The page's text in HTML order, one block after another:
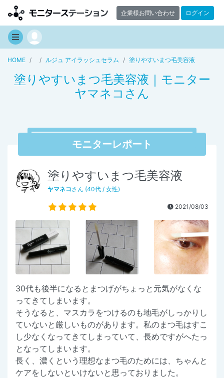
企業様お問い合わせ ログイン
HOME ルジュ アイラッシュセラム 塗りやすいまつ毛美容液
塗りやすいまつ毛美容液｜モニター
ヤマネコさん
モニターレポート
塗りやすいまつ毛美容液
ヤマネコさん (40代 / 女性)
2021/08/03
30代も後半になるとまつげがちょっと元気がなくな
ってきてしまいます。
そうなると、マスカラをつけるのも地毛がしっかりし
ていないと厳しいものがあります。私のまつ毛はすこ
し少なくなってきてしまっていて、長めですがへたっ
となってしまいます。
長く、濃くという理想なまつ毛のためには、ちゃんと
ケアをしないといけないと思っておりました。